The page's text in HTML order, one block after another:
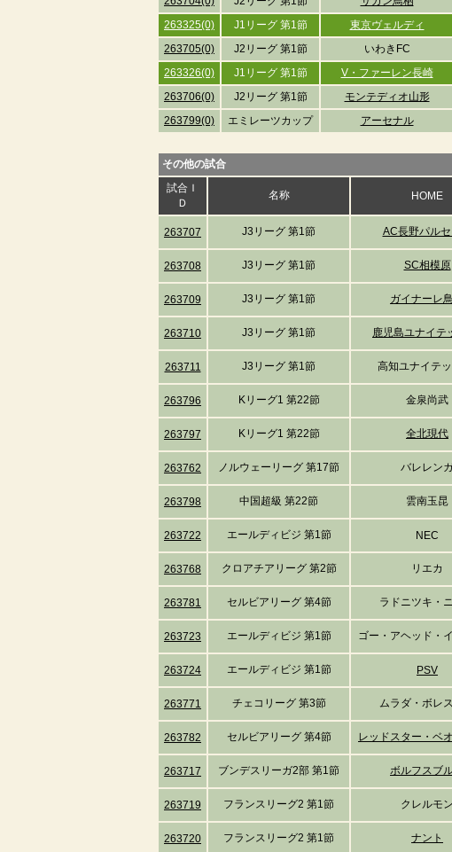
263325(0)
J1リーグ 第1節 東京ヴェルディ
263705(0)
J2リーグ 第1節 いわきFC
263326(0)
J1リーグ 第1節 V・ファーレン長崎
263706(0)
J2リーグ 第1節 モンテディオ山形
263799(0)
エミレーツカップ アーセナル
その他の試合
試合Ｉ
Ｄ
名称 HOME
263707 J3リーグ 第1節 AC長野パルセ
263708 J3リーグ 第1節 SC相模原
263709 J3リーグ 第1節 ガイナーレ
263710 J3リーグ 第1節 鹿児島ユナイテ
263711 J3リーグ 第1節 高知ユナイテ
263796 Kリーグ1 第22節 金泉尚武
263797 Kリーグ1 第22節 全北現代
263762 ノルウェーリーグ 第17節 バレレン
263798 中国超級 第22節 雲南玉昆
263722 エールディビジ 第1節 NEC
263768 クロアチアリーグ 第2節 リエカ
263781 セルビアリーグ 第4節 ラドニツキ・
263723 エールディビジ 第1節 ゴー・アヘッド・
263724 エールディビジ 第1節 PSV
263771 チェコリーグ 第3節 ムラダ・ボレ
263782 セルビアリーグ 第4節 レッドスター・ベ
263717 ブンデスリーガ2部 第1節 ボルフスブ
263719 フランスリーグ2 第1節 クレルモン
263720 フランスリーグ2 第1節 ナント